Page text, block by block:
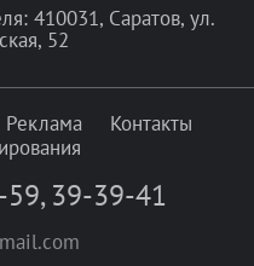
410031, Саратов, ул.
52
Реклама
Контакты
59, 39-39-41